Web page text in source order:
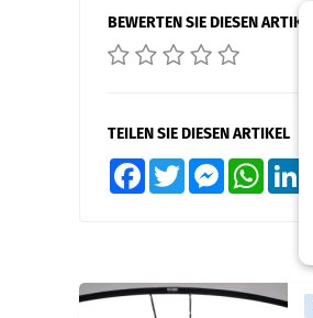
BEWERTEN SIE DIESEN ARTIKEL
TEILEN SIE DIESEN ARTIKEL
FacebookTwitter MessengerWhatsApp